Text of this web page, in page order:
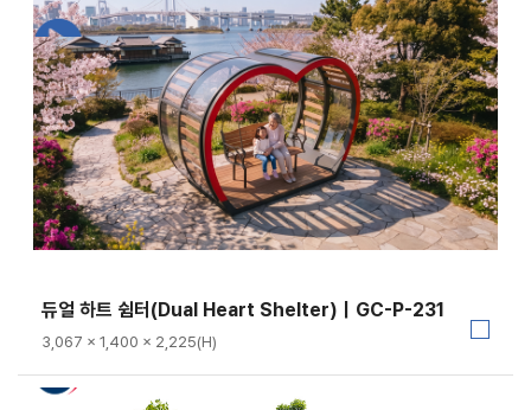
듀얼 하트 쉼터(Dual Heart Shelter)｜GC-P-231
3,067 × 1,400 × 2,225(H)